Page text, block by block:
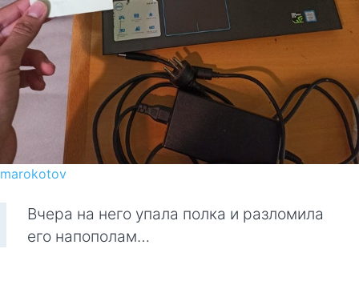
marokotov
Вчера на него упала полка и разломила
его напополам…